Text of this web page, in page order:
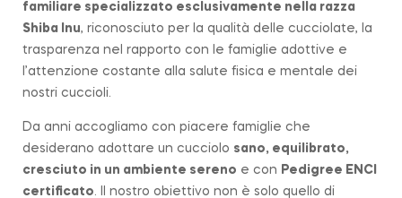
familiare specializzato esclusivamente nella razza
Shiba Inu, riconosciuto per la qualità delle cucciolate, la
trasparenza nel rapporto con le famiglie adottive e
l’attenzione costante alla salute fisica e mentale dei
nostri cuccioli.
Da anni accogliamo con piacere famiglie che
desiderano adottare un cucciolo sano, equilibrato,
cresciuto in un ambiente sereno e con Pedigree ENCI
certificato. Il nostro obiettivo non è solo quello di